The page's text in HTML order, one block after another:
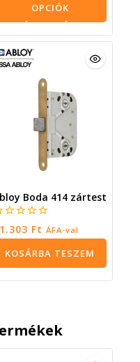
OPCIÓK
VÁLASZTÁSA
Boda 414 zártest
Ft ÁFA-val
KOSÁRBA TESZEM